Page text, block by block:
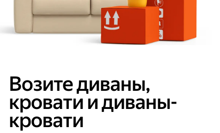
Возите диваны,
кровати и диваны-
кровати